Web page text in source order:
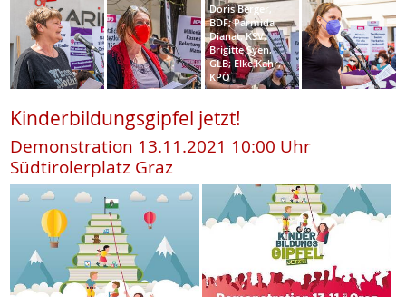
Doris Berger,
BDF; Parmida
Dianat, KSV;
Brigitte Syen,
GLB; Elke Kahr,
KPÖ
Kinderbildungsgipfel jetzt!
Demonstration 13.11.2021 10:00 Uhr
Südtirolerplatz Graz